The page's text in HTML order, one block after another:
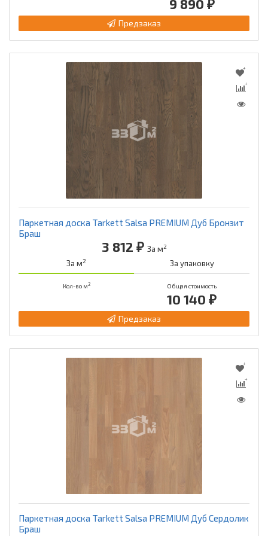
9 890 ₽
Предзаказ
Паркетная доска Tarkett Salsa PREMIUM Дуб Бронзит
Браш
3 812 ₽ За м2
За м2 За упаковку
Кол-во м2 Общая стоимость
10 140 ₽
Предзаказ
Паркетная доска Tarkett Salsa PREMIUM Дуб Сердолик
Браш